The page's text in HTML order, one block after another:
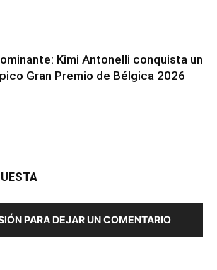
Kimi Antonelli conquista un
Gran Premio de Bélgica 2026
PARA DEJAR UN COMENTARIO